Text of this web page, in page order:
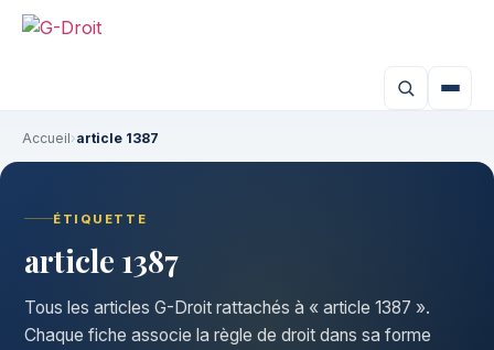
Accueil›article 1387
ÉTIQUETTE
article 1387
Tous les articles G-Droit rattachés à « article 1387 ».
Chaque fiche associe la règle de droit dans sa forme